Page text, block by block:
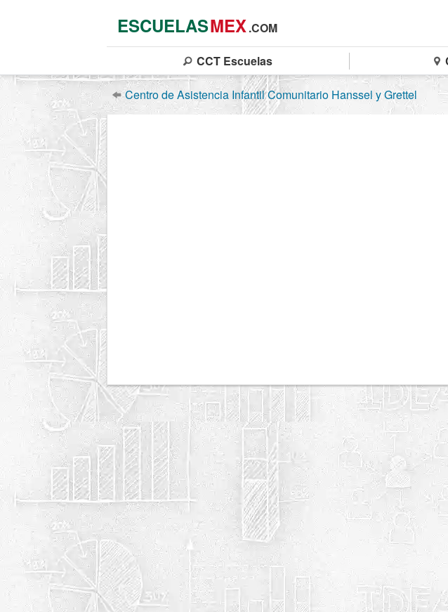
ESCUELASMEX.COM
CCT Escuelas
Centro de Asistencia Infantil Comunitario Hanssel y Grettel